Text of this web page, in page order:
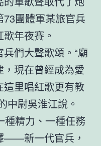
團體軍某旅官兵
年夜賽。
們大聲歌頌。“廟
現在曾經成為愛
里唱紅歌更有教
中尉吳淮江說。
種精力、一種任務
——新一代官兵，